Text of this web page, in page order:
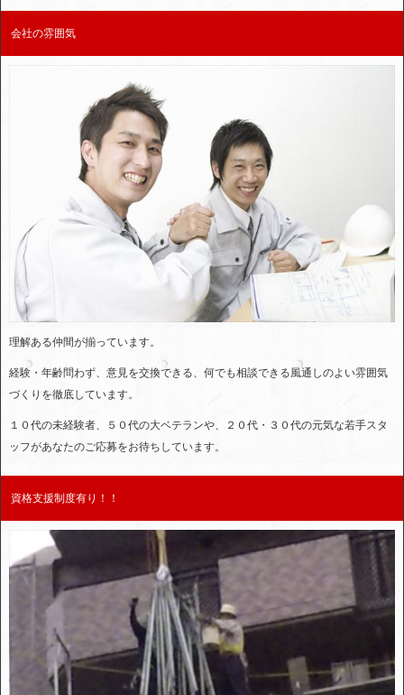
会社の雰囲気
理解ある仲間が揃っています。
経験・年齢問わず、意見を交換できる、何でも相談できる風通しのよい雰囲気
づくりを徹底しています。
１０代の未経験者、５０代の大ベテランや、２０代・３０代の元気な若手スタ
ッフがあなたのご応募をお待ちしています。
資格支援制度有り！！